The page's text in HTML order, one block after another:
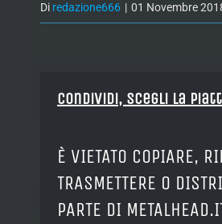
Di redazione666 | 01 Novembre
Condividi, Scegli la
È VIETATO COPIARE,
TRASMETTERE O
PARTE DI